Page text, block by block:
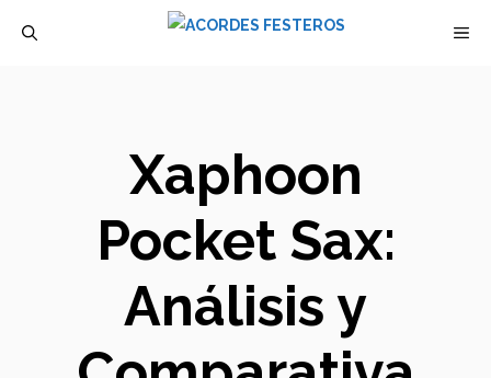
Xaphoon
Pocket Sax:
Análisis y